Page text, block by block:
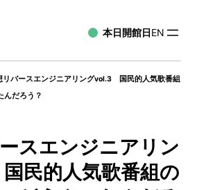
本日開館日EN
リバースエンジニアリングvol.3 国民的人気歌番組
んだろう？
スエンジニアリン
民的人気歌番組の